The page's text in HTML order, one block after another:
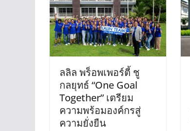
ลลิล พร็อพเพอร์ตี้ ชู
กลยุทธ์ “One Goal
Together” เตรียม
ความพร้อมองค์กรสู่
ความยั่งยืน